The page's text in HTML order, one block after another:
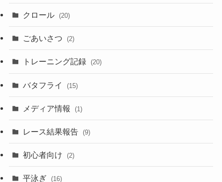
クロール (20)
ごあいさつ (2)
トレーニング記録 (20)
バタフライ (15)
メディア情報 (1)
レース結果報告 (9)
初心者向け (2)
平泳ぎ (16)